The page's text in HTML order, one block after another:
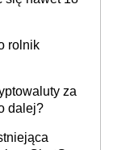
rolnik
za
dalej?